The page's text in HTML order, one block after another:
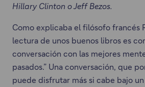
Hillary Clinton o Jeff Bezos.
Como explicaba el filósofo francés
lectura de unos buenos libros es
conversación con las mejores
pasados.” Una conversación, que
puede disfrutar más si cabe bajo